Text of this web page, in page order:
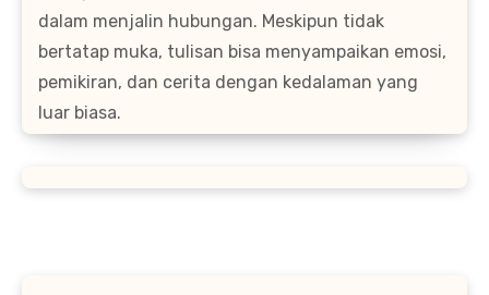
dalam menjalin hubungan. Meskipun tidak
bertatap muka, tulisan bisa menyampaikan emosi,
pemikiran, dan cerita dengan kedalaman yang
luar biasa.